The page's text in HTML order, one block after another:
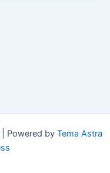
Powered by Tema Astra